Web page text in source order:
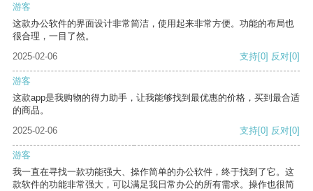
游客
这款办公软件的界面设计非常简洁，使用起来非常方便。功能的布局也
很合理，一目了然。
2025-02-06
支持[0] 反对[0]
游客
这款app是我购物的得力助手，让我能够找到最优惠的价格，买到最合适
的商品。
2025-02-06
支持[0] 反对[0]
游客
我一直在寻找一款功能强大、操作简单的办公软件，终于找到了它。这
款软件的功能非常强大，可以满足我日常办公的所有需求。操作也很简